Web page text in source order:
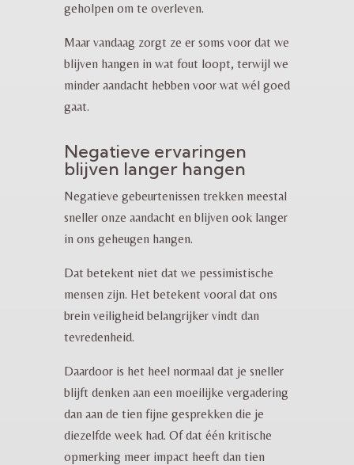
geholpen om te overleven.
Maar vandaag zorgt ze er soms voor dat we
blijven hangen in wat fout loopt, terwijl we
minder aandacht hebben voor wat wél goed
gaat.
Negatieve ervaringen
blijven langer hangen
Negatieve gebeurtenissen trekken meestal
sneller onze aandacht en blijven ook langer
in ons geheugen hangen.
Dat betekent niet dat we pessimistische
mensen zijn. Het betekent vooral dat ons
brein veiligheid belangrijker vindt dan
tevredenheid.
Daardoor is het heel normaal dat je sneller
blijft denken aan een moeilijke vergadering
dan aan de tien fijne gesprekken die je
diezelfde week had. Of dat één kritische
opmerking meer impact heeft dan tien